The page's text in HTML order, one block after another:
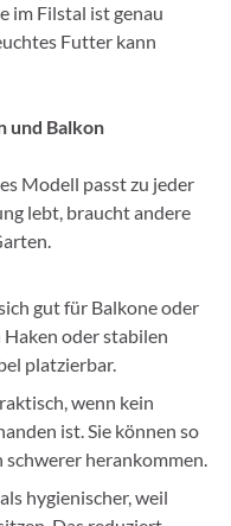
im Filstal ist genau
Futter kann
und Balkon
Modell passt zu jeder
lebt, braucht andere
gut für Balkone oder
Haken oder stabilen
platzierbar.
wenn kein
ist. Sie können so
herankommen.
hygienischer, weil